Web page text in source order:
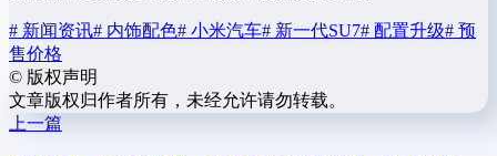
# 新闻资讯# 内饰配色# 小米汽车# 新一代SU7# 配置升级# 预
售价格
© 版权声明
文章版权归作者所有，未经允许请勿转载。
上一篇